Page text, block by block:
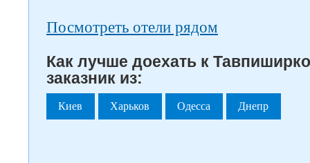
Посмотреть отели рядом
Как лучше доехать к
заказник из:
Киев Харьков Одесса Днепр